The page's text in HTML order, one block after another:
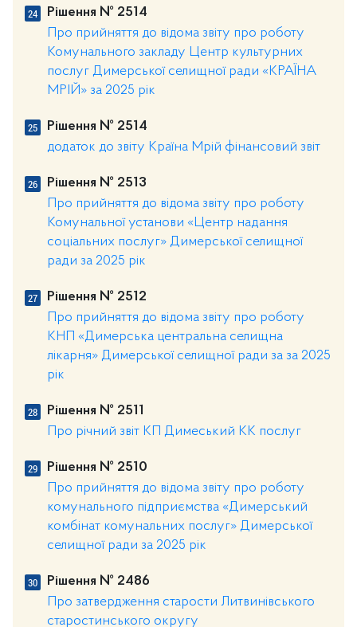
Рішення № 2514
Про прийняття до відома звіту про роботу
Комунального закладу Центр культурних
послуг Димерської селищної ради «КРАЇНА
МРІЙ» за 2025 рік
Рішення № 2514
додаток до звіту Країна Мрій фінансовий звіт
Рішення № 2513
Про прийняття до відома звіту про роботу
Комунальної установи «Центр надання
соціальних послуг» Димерської селищної
ради за 2025 рік
Рішення № 2512
Про прийняття до відома звіту про роботу
КНП «Димерська центральна селищна
лікарня» Димерської селищної ради за за 2025
рік
Рішення № 2511
Про річний звіт КП Димеський КК послуг
Рішення № 2510
Про прийняття до відома звіту про роботу
комунального підприємства «Димерський
комбінат комунальних послуг» Димерської
селищної ради за 2025 рік
Рішення № 2486
Про затвердження старости Литвинівського
старостинського округу